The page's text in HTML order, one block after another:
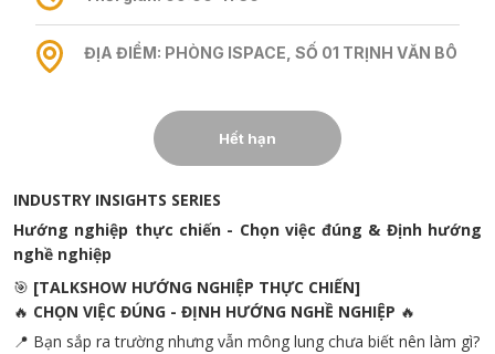
ĐỊA ĐIỂM: PHÒNG ISPACE, SỐ 01 TRỊNH VĂN BÔ
Hết hạn
INDUSTRY INSIGHTS SERIES
Hướng nghiệp thực chiến - Chọn việc đúng & Định hướng
nghề nghiệp
🎯 [TALKSHOW HƯỚNG NGHIỆP THỰC CHIẾN]
🔥 CHỌN VIỆC ĐÚNG - ĐỊNH HƯỚNG NGHỀ NGHIỆP 🔥
📍 Bạn sắp ra trường nhưng vẫn mông lung chưa biết nên làm gì?